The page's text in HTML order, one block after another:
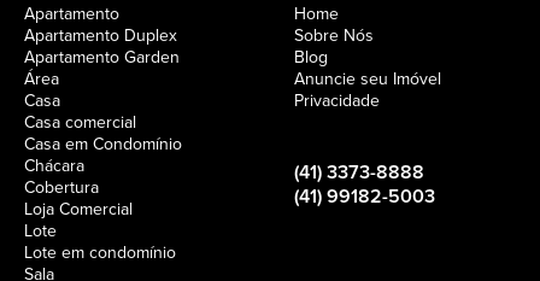
Apartamento
Apartamento Duplex
Apartamento Garden
Área
Casa
Casa comercial
Casa em Condomínio
Chácara
Cobertura
Loja Comercial
Lote
Lote em condomínio
Sala
Home
Sobre Nós
Blog
Anuncie seu Imóvel
Privacidade
(41) 3373-8888
(41) 99182-5003